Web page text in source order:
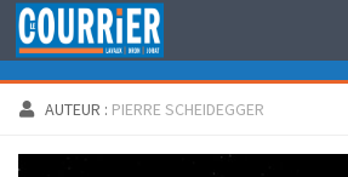
Au dessous du contenu
AUTEUR : PIERRE SCHEIDEGGER